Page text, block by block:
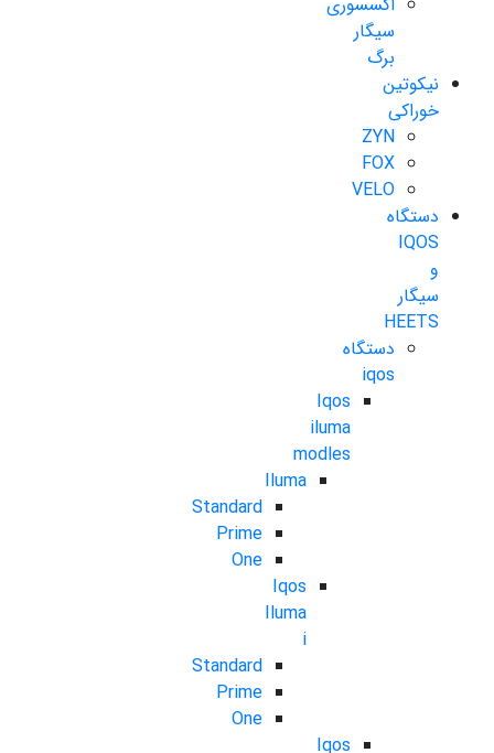
سیگار
برگ
نیکوتین
خوراکی
ZYN
FOX
VELO
دستگاه
IQOS
و
سیگار
HEETS
دستگاه
iqos
Iqos
iluma
modles
Iluma
Standard
Prime
One
Iqos
Iluma
i
Standard
Prime
One
Iqos